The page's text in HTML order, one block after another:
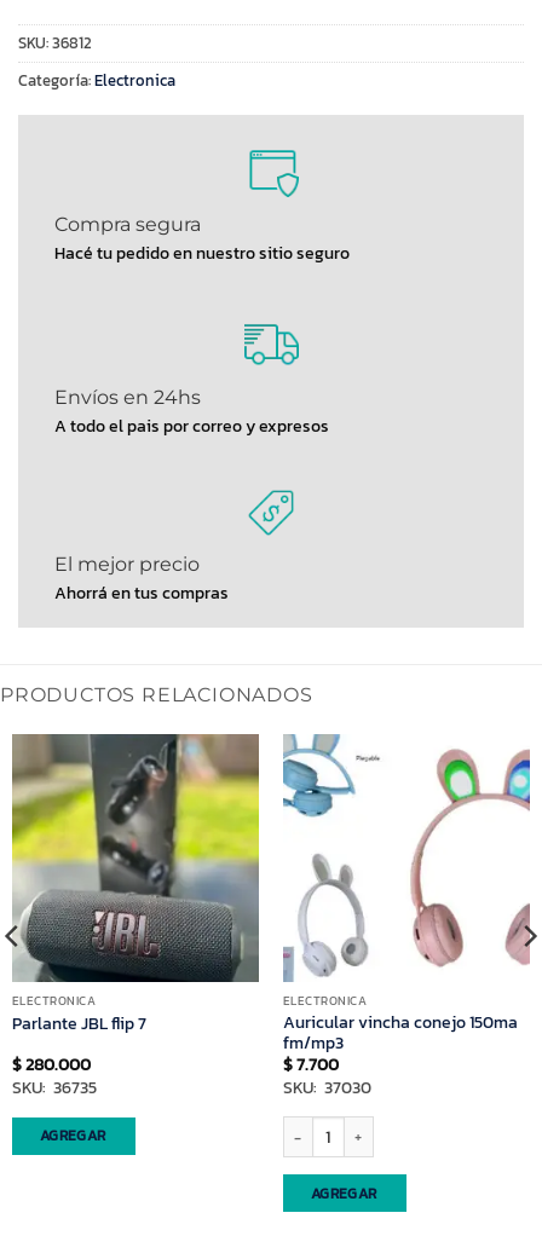
SKU:36812
Categoría:Electronica
Compra segura
Hacé tu pedido en nuestro sitio seguro
Envíos en 24hs
A todo el pais por correo y expresos
El mejor precio
Ahorrá en tus compras
PRODUCTOS RELACIONADOS
ELECTRONICA
Parlante JBL flip 7
$280.000
SKU: 36735
AGREGAR
ELECTRONICA
Auricular vincha conejo 150ma
fm/mp3
$7.700
SKU: 37030
Auricular vincha conejo 150ma fm/
AGREGAR